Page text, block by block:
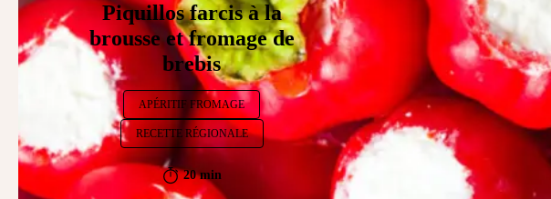
Piquillos farcis à la
brousse et fromage de
brebis
APÉRITIF FROMAGE
RECETTE RÉGIONALE
20 min